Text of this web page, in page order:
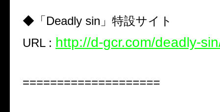
◆「Deadly sin」特設サイト
URL : http://d-gcr.com/deadly-
====================